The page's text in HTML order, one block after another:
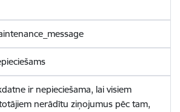
ir nepieciešama, lai visiem
nerādītu ziņojumus pēc tam,